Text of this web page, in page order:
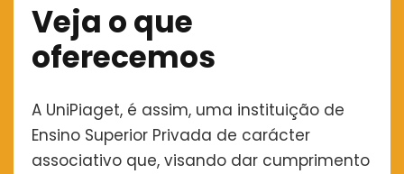
Veja o que
oferecemos
A UniPiaget, é assim, uma instituição de
Ensino Superior Privada de carácter
associativo que, visando dar cumprimento